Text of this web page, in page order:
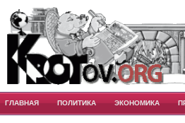
ГЛАВНАЯ ПОЛИТИКА ЭКОНОМИКА